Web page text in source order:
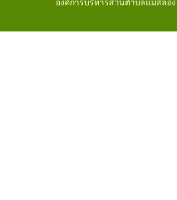
องค์การบริหารส่วนตำบลแม่สลอ